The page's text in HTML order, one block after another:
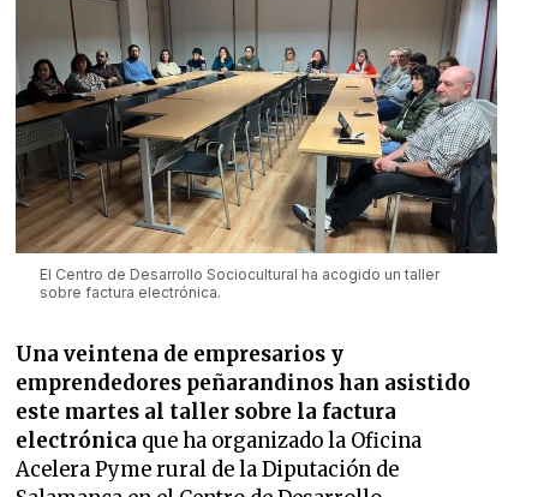
El Centro de Desarrollo Sociocultural ha acogido un taller
sobre factura electrónica.
Una veintena de empresarios y
emprendedores peñarandinos han asistido
este martes al taller sobre la factura
electrónica que ha organizado la Oficina
Acelera Pyme rural de la Diputación de